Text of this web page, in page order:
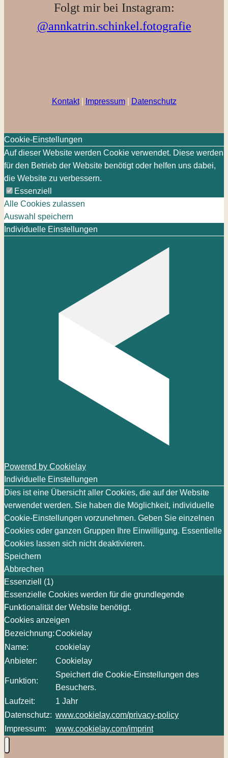
Folgt mir bei Instagram:
@annkatrin.schinkel.fotografie
Kontakt| Impressum| Datenschutz
Cookie-Einstellungen
Auf dieser Website werden Cookie verwendet. Diese werden
für den Betrieb der Website benötigt oder helfen uns dabei,
die Website zu verbessern.
Essenziell
Alle Cookies zulassen
Auswahl speichern
Individuelle Einstellungen
Powered by Cookielay
Individuelle Einstellungen
Dies ist eine Übersicht aller Cookies, die auf der Website
verwendet werden. Sie haben die Möglichkeit, individuelle
Cookie-Einstellungen vorzunehmen. Geben Sie einzelnen
Cookies oder ganzen Gruppen Ihre Einwilligung. Essentielle
Cookies lassen sich nicht deaktivieren.
Speichern
Abbrechen
Essenziell (1)
Essenzielle Cookies werden für die grundlegende
Funktionalität der Website benötigt.
Cookies anzeigen
Bezeichnung:Cookielay
Name:
cookielay
Anbieter:
Cookielay
Funktion:
Speichert die Cookie-Einstellungen des
Besuchers.
Laufzeit:
1 Jahr
Datenschutz: www.cookielay.com/privacy-policy
Impressum:
www.cookielay.com/imprint